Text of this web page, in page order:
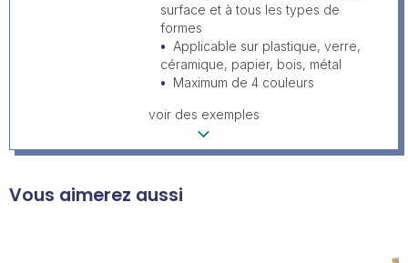
surface et à tous les types de
formes
Applicable sur plastique, verre,
céramique, papier, bois, métal
Maximum de 4 couleurs
voir des exemples
Vous aimerez aussi